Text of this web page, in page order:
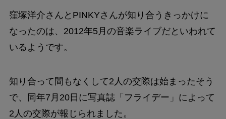
窪塚洋介さんとPINKYさんが知り合うきっかけに
なったのは、2012年5月の音楽ライブだといわれて
いるようです。
知り合って間もなくして2人の交際は始まったそう
で、同年7月20日に写真誌「フライデー」によって
2人の交際が報じられました。